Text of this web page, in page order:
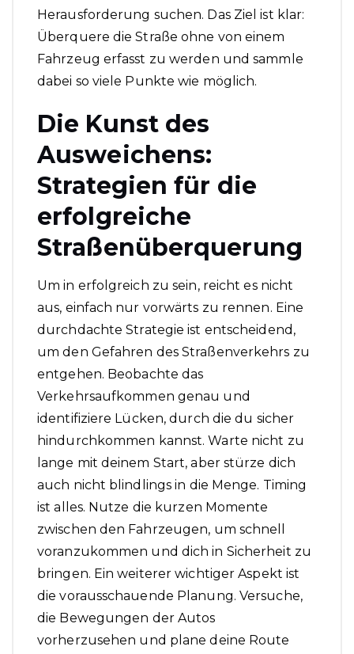
Herausforderung suchen. Das Ziel ist klar:
Überquere die Straße ohne von einem
Fahrzeug erfasst zu werden und sammle
dabei so viele Punkte wie möglich.
Die Kunst des
Ausweichens:
Strategien für die
erfolgreiche
Straßenüberquerung
Um in erfolgreich zu sein, reicht es nicht
aus, einfach nur vorwärts zu rennen. Eine
durchdachte Strategie ist entscheidend,
um den Gefahren des Straßenverkehrs zu
entgehen. Beobachte das
Verkehrsaufkommen genau und
identifiziere Lücken, durch die du sicher
hindurchkommen kannst. Warte nicht zu
lange mit deinem Start, aber stürze dich
auch nicht blindlings in die Menge. Timing
ist alles. Nutze die kurzen Momente
zwischen den Fahrzeugen, um schnell
voranzukommen und dich in Sicherheit zu
bringen. Ein weiterer wichtiger Aspekt ist
die vorausschauende Planung. Versuche,
die Bewegungen der Autos
vorherzusehen und plane deine Route